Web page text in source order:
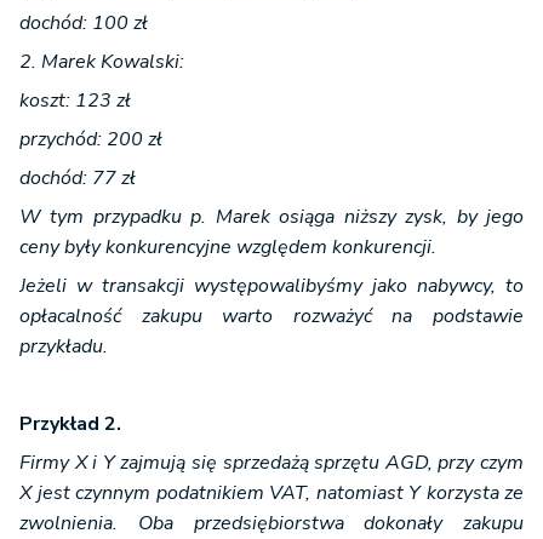
dochód: 100 zł
2. Marek Kowalski:
koszt: 123 zł
przychód: 200 zł
dochód: 77 zł
W tym przypadku p. Marek osiąga niższy zysk, by jego
ceny były konkurencyjne względem konkurencji.
Jeżeli w transakcji występowalibyśmy jako nabywcy, to
opłacalność zakupu warto rozważyć na podstawie
przykładu.
Przykład 2.
Firmy X i Y zajmują się sprzedażą sprzętu AGD, przy czym
X jest czynnym podatnikiem VAT, natomiast Y korzysta ze
zwolnienia. Oba przedsiębiorstwa dokonały zakupu